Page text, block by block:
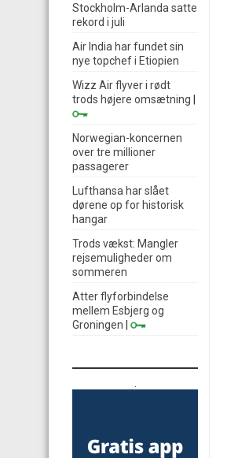
Stockholm-Arlanda satte
rekord i juli
Air India har fundet sin
nye topchef i Etiopien
Wizz Air flyver i rødt
trods højere omsætning
Norwegian-koncernen
over tre millioner
passagerer
Lufthansa har slået
dørene op for historisk
hangar
Trods vækst: Mangler
rejsemuligheder om
sommeren
Atter flyforbindelse
mellem Esbjerg og
Groningen